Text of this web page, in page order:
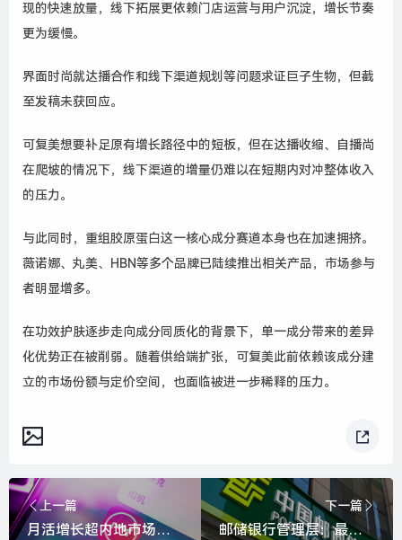
现的快速放量，线下拓展更依赖门店运营与用户沉淀，增长节奏
更为缓慢。
界面时尚就达播合作和线下渠道规划等问题求证巨子生物，但截
至发稿未获回应。
可复美想要补足原有增长路径中的短板，但在达播收缩、自播尚
在爬坡的情况下，线下渠道的增量仍难以在短期内对冲整体收入
的压力。
与此同时，重组胶原蛋白这一核心成分赛道本身也在加速拥挤。
薇诺娜、丸美、HBN等多个品牌已陆续推出相关产品，市场参与
者明显增多。
在功效护肤逐步走向成分同质化的背景下，单一成分带来的差异
化优势正在被削弱。随着供给端扩张，可复美此前依赖该成分建
立的市场份额与定价空间，也面临被进一步稀释的压力。
上一篇
月活增长超内地市场，美图“避开巨头”去海外|界面新闻 · 科技
下一篇
邮储银行管理层：最新存款付息率已降至1%左右，一季度信贷同比多增超千亿|界面新闻